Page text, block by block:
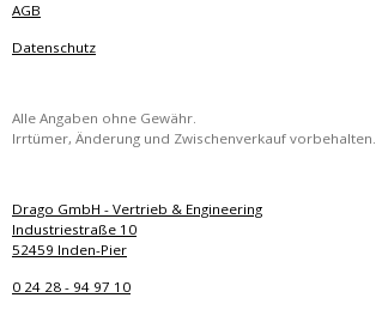
AGB
Datenschutz
Alle Angaben ohne Gewähr.
Irrtümer, Änderung und Zwischenverkauf vorbehalten.
Drago GmbH - Vertrieb & Engineering
Industriestraße 10
52459 Inden-Pier
0 24 28 - 94 97 10